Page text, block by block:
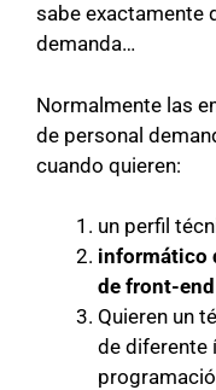
sabe exactamente
demanda…
Normalmente las
de personal
cuando quieren:
un perfil
informático
de front-
Quieren un
de diferente